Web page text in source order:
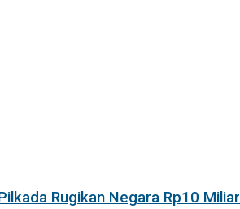
Rugikan Negara Rp10 Miliar